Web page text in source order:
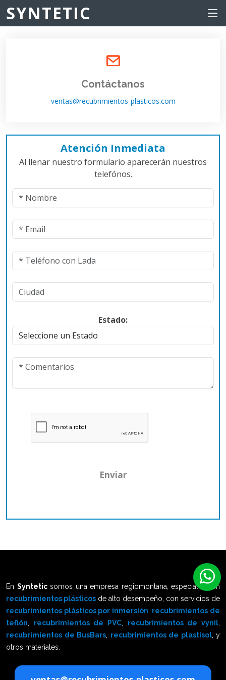
SYNTETIC
Contáctanos
ventas@recubrimientos-plasticos.com
Atención Inmediata
Al llenar nuestro formulario aparecerán nuestros
telefónos.
Estado:
En Synteticsomos una empresa regiomontana, especialista en
recubrimientos plásticos de alto desempeño, con servicios de
recubrimientos plásticos por inmersión recubrimientos de
teflón
recubrimientos de PVC recubrimientos de vynil
recubrimientos de BusBars
recubrimientos de plastisol, y
otros materiales.